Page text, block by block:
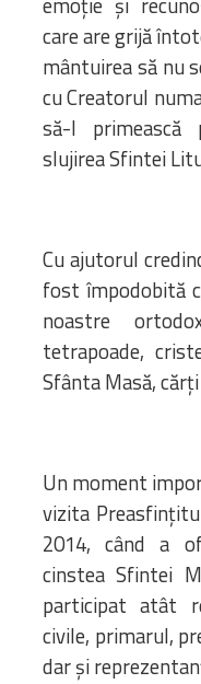
care are grijă
mântuirea să nu
cu Creatorul
să-l primească
slujirea Sfintei
Cu ajutorul
fost împodobită
noastre
tetrapoade,
Sfânta Masă,
Un moment
vizita
2014, când a
cinstea Sfintei
participat atât
civile, primarul,
dar și